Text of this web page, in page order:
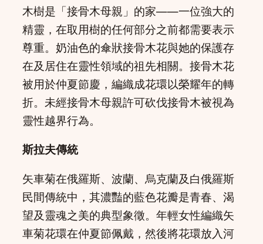
木樹是「接骨木母親」的家——一位強大的
精靈，在取用樹的任何部分之前都需要表示
尊重。奶油色的傘狀接骨木花與她的保護存
在及居住在靈性領域的祖先相關。接骨木花
被用於仲夏節慶，編織成花環以榮耀年的轉
折。未經接骨木母親許可砍伐接骨木被視為
靈性越界行為。
斯拉夫傳統
矢車菊在俄羅斯、波蘭、烏克蘭及白俄羅斯
民間傳統中，其濃豔的藍色花瓣是青春、渴
望及靈魂之美的典型象徵。年輕女性編織矢
車菊花環在仲夏節佩戴，然後將花環放入河